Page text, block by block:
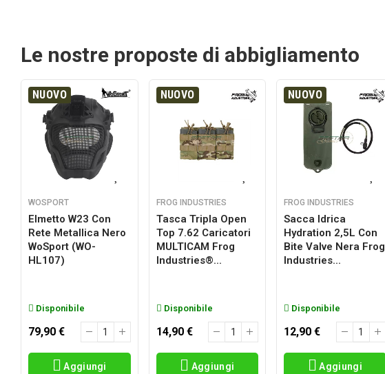
Le nostre proposte di abbigliamento
NUOVO
WOSPORT
Elmetto W23 Con
Rete Metallica Nero
WoSport (WO-
HL107)
Disponibile
79,90 €
Aggiungi
NUOVO
FROG INDUSTRIES
Tasca Tripla Open
Top 7.62 Caricatori
MULTICAM Frog
Industries®...
Disponibile
14,90 €
Aggiungi
NUOVO
FROG INDUSTRIES
Sacca Idrica
Hydration 2,5L Con
Bite Valve Nera Frog
Industries...
Disponibile
12,90 €
Aggiungi